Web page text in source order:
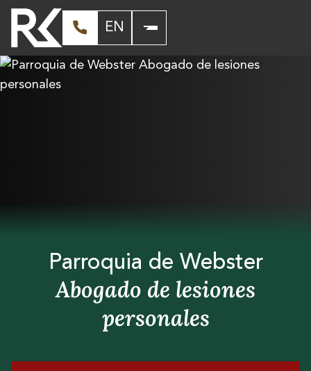
EN
Parroquia de Webster
Abogado de lesiones
personales